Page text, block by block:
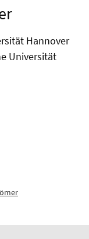
Hannover
Universität